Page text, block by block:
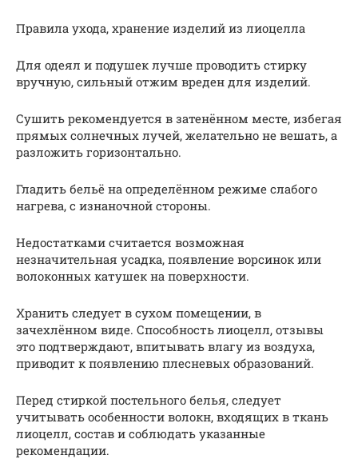
Правила ухода, хранение изделий из лиоцелла
Для одеял и подушек лучше проводить стирку
вручную, сильный отжим вреден для изделий.
Сушить рекомендуется в затенённом месте, избегая
прямых солнечных лучей, желательно не вешать, а
разложить горизонтально.
Гладить бельё на определённом режиме слабого
нагрева, с изнаночной стороны.
Недостатками считается возможная
незначительная усадка, появление ворсинок или
волоконных катушек на поверхности.
Хранить следует в сухом помещении, в
зачехлённом виде. Способность лиоцелл, отзывы
это подтверждают, впитывать влагу из воздуха,
приводит к появлению плесневых образований.
Перед стиркой постельного белья, следует
учитывать особенности волокн, входящих в ткань
лиоцелл, состав и соблюдать указанные
рекомендации.